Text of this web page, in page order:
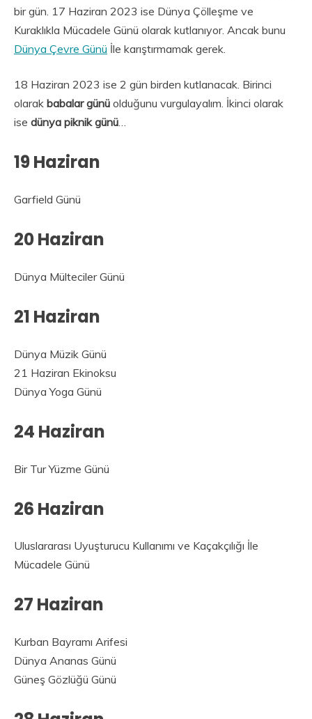
bir gün. 17 Haziran 2023 ise Dünya Çölleşme ve
Kuraklıkla Mücadele Günü olarak kutlanıyor. Ancak bunu
Dünya Çevre Günü İle karıştırmamak gerek.
18 Haziran 2023 ise 2 gün birden kutlanacak. Birinci
olarak babalar günü olduğunu vurgulayalım. İkinci olarak
ise dünya piknik günü
19 Haziran
Garfield Günü
20 Haziran
Dünya Mülteciler Günü
21 Haziran
Dünya Müzik Günü
21 Haziran Ekinoksu
Dünya Yoga Günü
24 Haziran
Bir Tur Yüzme Günü
26 Haziran
Uluslararası Uyuşturucu Kullanımı ve Kaçakçılığı İle
Mücadele Günü
27 Haziran
Kurban Bayramı Arifesi
Dünya Ananas Günü
Güneş Gözlüğü Günü